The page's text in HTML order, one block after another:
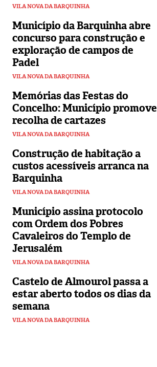
VILA NOVA DA BARQUINHA
Município da Barquinha abre
concurso para construção e
exploração de campos de
Padel
VILA NOVA DA BARQUINHA
Memórias das Festas do
Concelho: Município promove
recolha de cartazes
VILA NOVA DA BARQUINHA
Construção de habitação a
custos acessíveis arranca na
Barquinha
VILA NOVA DA BARQUINHA
Município assina protocolo
com Ordem dos Pobres
Cavaleiros do Templo de
Jerusalém
VILA NOVA DA BARQUINHA
Castelo de Almourol passa a
estar aberto todos os dias da
semana
VILA NOVA DA BARQUINHA